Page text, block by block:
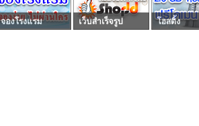
จองโรงแรม เว็บสำเร็จรูป โฮสติ้ง